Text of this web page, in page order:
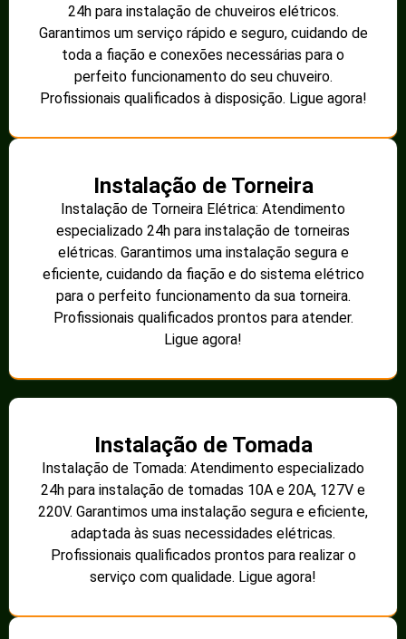
24h para instalação de chuveiros elétricos.
Garantimos um serviço rápido e seguro, cuidando de
toda a fiação e conexões necessárias para o
perfeito funcionamento do seu chuveiro.
Profissionais qualificados à disposição. Ligue agora!
Instalação de Torneira
Instalação de Torneira Elétrica: Atendimento
especializado 24h para instalação de torneiras
elétricas. Garantimos uma instalação segura e
eficiente, cuidando da fiação e do sistema elétrico
para o perfeito funcionamento da sua torneira.
Profissionais qualificados prontos para atender.
Ligue agora!
Instalação de Tomada
Instalação de Tomada: Atendimento especializado
24h para instalação de tomadas 10A e 20A, 127V e
220V. Garantimos uma instalação segura e eficiente,
adaptada às suas necessidades elétricas.
Profissionais qualificados prontos para realizar o
serviço com qualidade. Ligue agora!